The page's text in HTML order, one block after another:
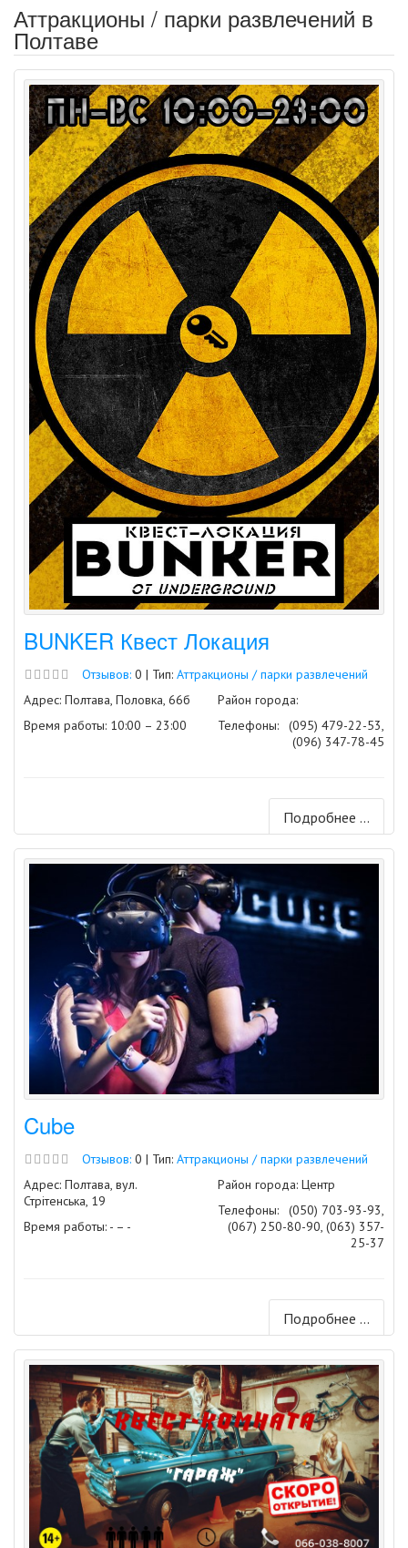
Аттракционы / парки развлечений в
Полтаве
BUNKER Квест Локация
Отзывов: 0 | Тип: Аттракционы / парки развлечений
Адрес: Полтава, Половка, 66б
Время работы: 10:00 – 23:00
Район города:
Телефоны:
(095) 479-22-53,
(096) 347-78-45
Подробнее ...
Cube
Отзывов: 0 | Тип: Аттракционы / парки развлечений
Адрес: Полтава, вул.
Стрітенська, 19
Время работы: - – -
Район города: Центр
Телефоны:
(050) 703-93-93,
(067) 250-80-90, (063) 357-
25-37
Подробнее ...